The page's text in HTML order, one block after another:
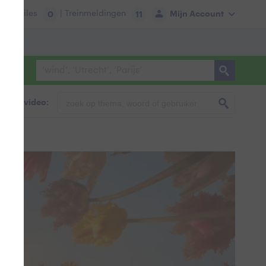
Mijn Account
Files 0 | Treinmeldingen 11
& video: